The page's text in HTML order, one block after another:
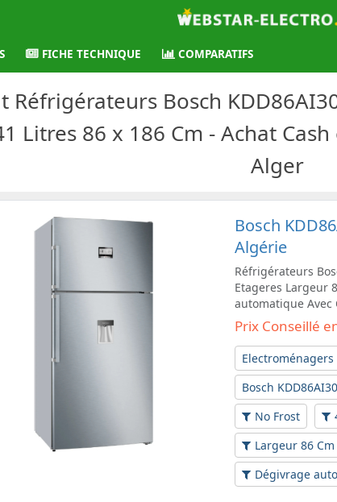
FICHE TECHNIQUE COMPARATIFS
Réfrigérateurs Bosch
Litres 86 x 186 Cm - Achat
Alger
Bosch
Algérie
Réfrigérateurs
Etageres Largeur
automatique
Prix Conseillé
Electroménagers
Bosch
No Frost
Largeur 86 Cm
Dégivrage